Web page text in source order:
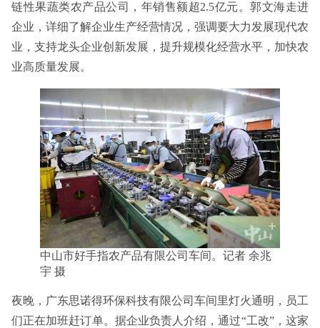
链性果蔬类农产品公司，年销售额超2.5亿元。郭文海走进
企业，详细了解企业生产经营情况，强调要大力发展现代农
业，支持龙头企业创新发展，提升规模化经营水平，加快农
业高质量发展。
中山市好手指农产品有限公司车间。记者 余兆
宇 摄
夜晚，广东思诺得环保科技有限公司车间里灯火通明，员工
们正在加班赶订单。据企业负责人介绍，通过“工改”，这家